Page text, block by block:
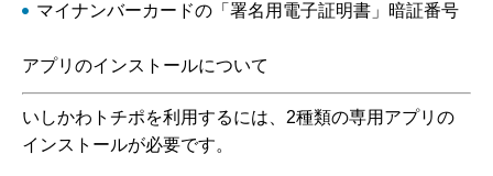
マイナンバーカードの「署名用電子証明書」暗証番号
アプリのインストールについて
いしかわトチポを利用するには、2種類の専用アプリの
インストールが必要です。